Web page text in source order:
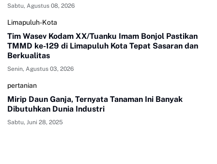
Sabtu, Agustus 08, 2026
Limapuluh-Kota
Tim Wasev Kodam XX/Tuanku Imam Bonjol Pastikan
TMMD ke-129 di Limapuluh Kota Tepat Sasaran dan
Berkualitas
Senin, Agustus 03, 2026
pertanian
Mirip Daun Ganja, Ternyata Tanaman Ini Banyak
Dibutuhkan Dunia Industri
Sabtu, Juni 28, 2025